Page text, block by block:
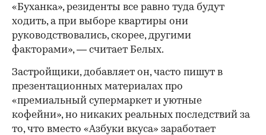
«Буханка», резиденты все равно туда будут
ходить, а при выборе квартиры они
руководствовались, скорее, другими
факторами», — считает Белых.
Застройщики, добавляет он, часто пишут в
презентационных материалах про
«премиальный супермаркет и уютные
кофейни», но никаких реальных последствий за
то, что вместо «Азбуки вкуса» заработает